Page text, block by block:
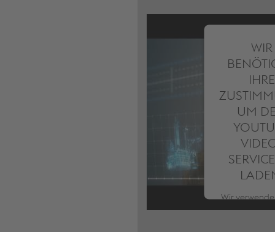
WIR
IHRE
UM
Wir
Service